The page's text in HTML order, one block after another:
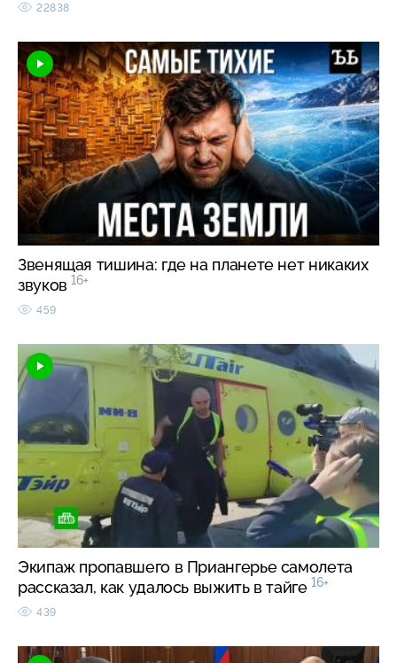
22838
Звенящая тишина: где на планете нет никаких
звуков 16+
459
Экипаж пропавшего в Приангерье самолета
рассказал, как удалось выжить в тайге 16+
439